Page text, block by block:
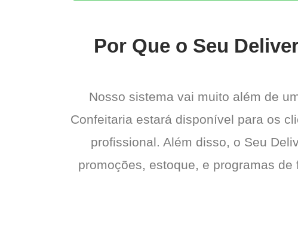
Por Que o Seu
Nosso sistema vai muito além de
Confeitaria estará disponível para os
profissional. Além disso, o Seu
promoções, estoque, e programas